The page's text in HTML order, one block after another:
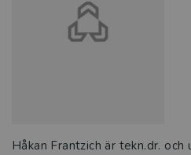
Håkan Frantzich är tekn.dr.